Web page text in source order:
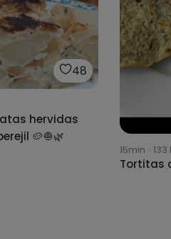
48
hervidas
con cebolla y perejil 🥔🧅🌿
15min · 133
Tortitas